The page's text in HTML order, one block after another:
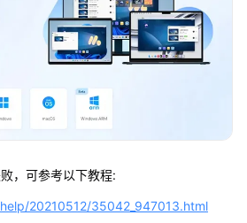
，可参考以下教程:
20210512/35042_947013.html